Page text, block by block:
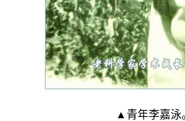
▲青年李嘉泳